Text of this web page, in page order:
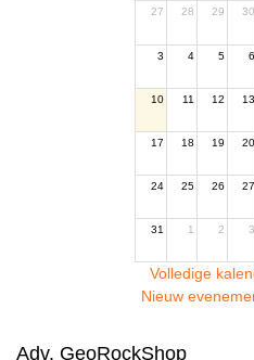
27
28 29 30
3 4 5 6
10 11 12 13
17 18 19 20
24 25 26 27
31 1 2 3
Volledige
Nieuw
Adv. GeoRockShop